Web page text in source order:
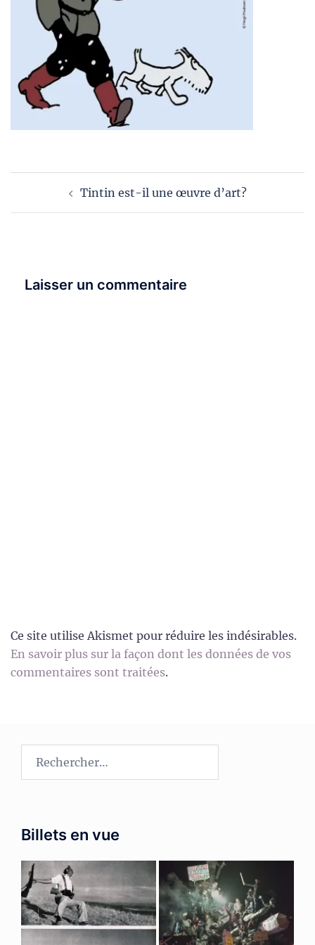
d’article Tintin est-il une œuvre d’art?
Laisser un commentaire
Ce site utilise Akismet pour réduire les indésirables.
En savoir plus sur la façon dont les données de vos
commentaires sont traitées.
Billets en vue